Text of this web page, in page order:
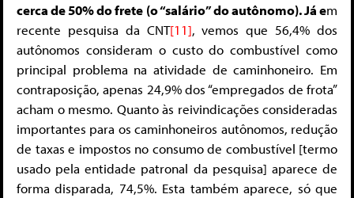
cerca de 50% do frete (o “salário” do autônomo). Já em
recente pesquisa da CNT[11], vemos que 56,4% dos
autônomos consideram o custo do combustível como
principal problema na atividade de caminhoneiro. Em
contraposição, apenas 24,9% dos “empregados de frota”
acham o mesmo. Quanto às reivindicações consideradas
importantes para os caminhoneiros autônomos, redução
de taxas e impostos no consumo de combustível [termo
usado pela entidade patronal da pesquisa] aparece de
forma disparada, 74,5%. Esta também aparece, só que